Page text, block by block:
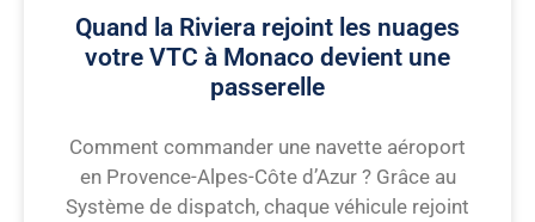
Quand la Riviera rejoint les nuages
votre VTC à Monaco devient une
passerelle
Comment commander une navette aéroport
en Provence-Alpes-Côte d’Azur ? Grâce au
Système de dispatch, chaque véhicule rejoint